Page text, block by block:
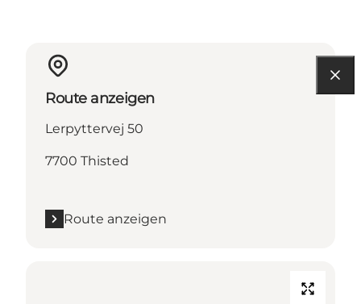
Route anzeigen
Lerpyttervej 50
7700 Thisted
Route anzeigen